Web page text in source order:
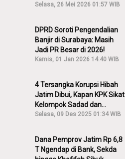
Menang!
Selasa, 26 Mei 2026 01:57 WIB
DPRD Soroti Pengendalian
Banjir di Surabaya: Masih
Jadi PR Besar di 2026!
Kamis, 01 Jan 2026 14:40 WIB
4 Tersangka Korupsi Hibah
Jatim Dibui, Kapan KPK Sikat
Kelompok Sadad dan
Iskandar?
Selasa, 09 Des 2025 01:34 WIB
Dana Pemprov Jatim Rp 6,8
T Ngendap di Bank, Sekda